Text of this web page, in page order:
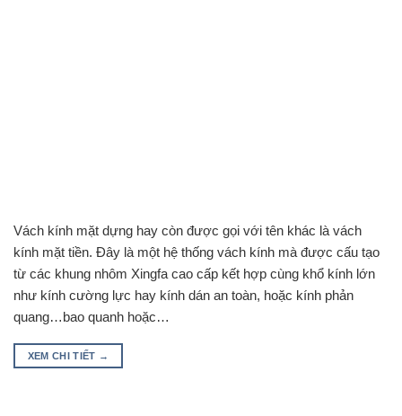
Vách kính mặt dựng hay còn được gọi với tên khác là vách
kính mặt tiền. Đây là một hệ thống vách kính mà được cấu tạo
từ các khung nhôm Xingfa cao cấp kết hợp cùng khổ kính lớn
như kính cường lực hay kính dán an toàn, hoặc kính phản
quang…bao quanh hoặc…
XEM CHI TIẾT →